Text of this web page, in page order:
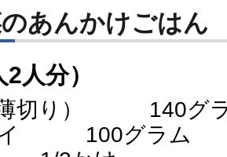
あんかけごはん
人分）
薄切り） 140グ
イ 100グラム